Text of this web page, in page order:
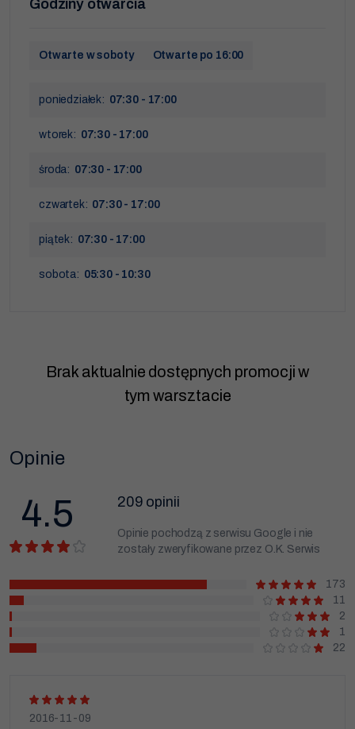
Godziny otwarcia
Otwarte w soboty Otwarte po 16:00
poniedziałek: 07:30 - 17:00
wtorek: 07:30 - 17:00
środa: 07:30 - 17:00
czwartek: 07:30 - 17:00
piątek: 07:30 - 17:00
sobota: 05:30 - 10:30
Brak aktualnie dostępnych promocji w
tym warsztacie
Opinie
4.5 209 opinii
Opinie pochodzą z serwisu Google i nie
zostały zweryfikowane przez O.K. Serwis
173
11
2
1
22
2016-11-09